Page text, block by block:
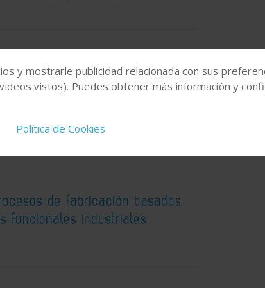
de fabricación basados
funcionales industriales
y mostrarle publicidad relacionada con sus
vistos). Puedes obtener más información y
Política de Cookies